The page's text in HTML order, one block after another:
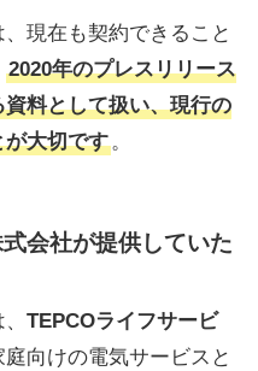
現在も契約できること
2020年のプレスリリース
料として扱い、現行の
が大切です。
会社が提供していた
TEPCOライフサービ
向けの電気サービスと